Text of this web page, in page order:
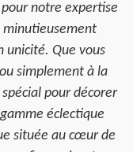
notre expertise
minutieusement
unicité. Que vous
simplement à la
pour décorer
éclectique
située au cœur de